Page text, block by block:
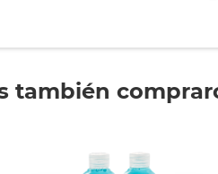
también